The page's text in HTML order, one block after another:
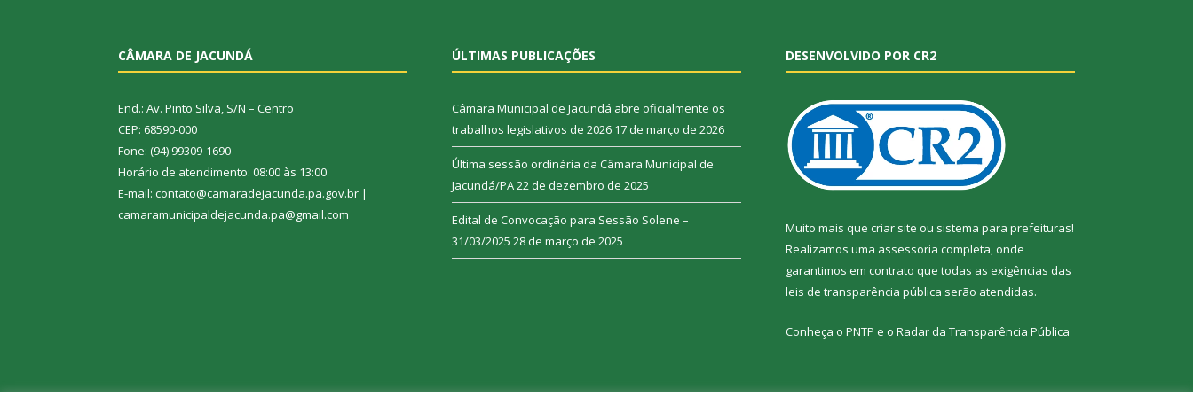
CÂMARA DE JACUNDÁ
End.: Av. Pinto Silva, S/N – Centro
CEP: 68590-000
Fone: (94) 99309-1690
Horário de atendimento: 08:00 às 13:00
E-mail: contato@camaradejacunda.pa.gov.br |
camaramunicipaldejacunda.pa@gmail.com
ÚLTIMAS PUBLICAÇÕES
Câmara Municipal de Jacundá abre oficialmente os
trabalhos legislativos de 2026 17 de março de 2026
Última sessão ordinária da Câmara Municipal de
Jacundá/PA22 de dezembro de 2025
Edital de Convocação para Sessão Solene –
31/03/2025 28 de março de 2025
DESENVOLVIDO POR CR2
Muito mais que criar site ou sistema para prefeituras!
Realizamos uma assessoria completa, onde
garantimos em contrato que todas as exigências das
leis de transparência pública serão atendidas.
Conheça o PNTP e o Radar da Transparência Pública